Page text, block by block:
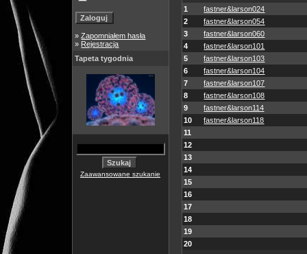
»Zapomniałem hasła
» Rejestracja
Tapeta tygodnia
Zaawansowane szukanie
1
fastner&larson024
2
fastner&larson054
3
fastner&larson060
4
fastner&larson101
5
fastner&larson103
6
fastner&larson104
7
fastner&larson107
8
fastner&larson108
9
fastner&larson114
10
fastner&larson118
11
12
13
14
15
16
17
18
19
20